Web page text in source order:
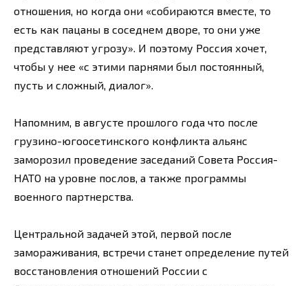
отношения, но когда они «собираются вместе, то
есть как пацаны в соседнем дворе, то они уже
представляют угрозу». И поэтому Россия хочет,
чтобы у нее «с этими парнями был постоянный,
пусть и сложный, диалог».
Напомним, в августе прошлого года что после
грузино-югоосетинского конфликта альянс
заморозил проведение заседаний Совета Россия-
НАТО на уровне послов, а также программы
военного партнерства.
Центральной задачей этой, первой после
замораживания, встречи станет определение путей
восстановления отношений России с